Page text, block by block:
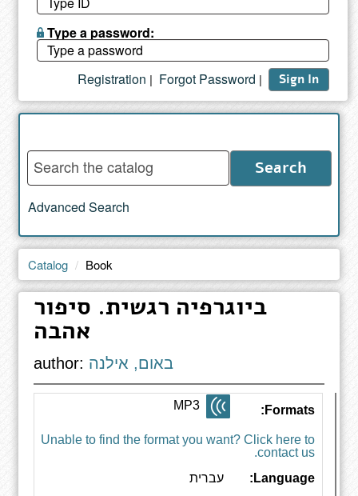
Type a password:
Sign In
|
Forgot Password
|
Registration
Enter
words
to
search
catalog
Search
Advanced Search
Catalog Book
ביוגרפיה רגשית. סיפור
אהבה
author: באום, אילנה
Formats:
Unable to find the format you want? Click here to
contact us.
Language:
עברית